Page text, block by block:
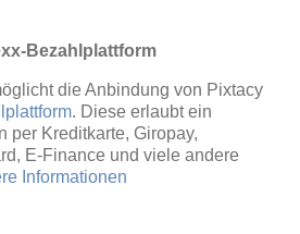
Bezahlplattform
die Anbindung von Pixtacy
. Diese erlaubt ein
per Kreditkarte, Giropay,
E-Finance und viele andere
Informationen